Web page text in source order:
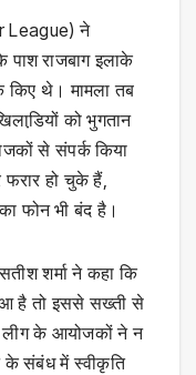
League) ने
पाश राजबाग इलाके
किए थे। मामला तब
को भुगतान
से संपर्क किया
फरार हो चुके हैं,
फोन भी बंद है।
शर्मा ने कहा कि
है तो इससे सख्ती से
लीग के आयोजकों ने न
के संबंध में स्वीकृति